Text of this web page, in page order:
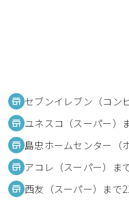
セブンイレブン（コン
ユネスコ（スーパー）
島忠ホームセンター（
アコレ（スーパー）ま
西友（スーパー）まで